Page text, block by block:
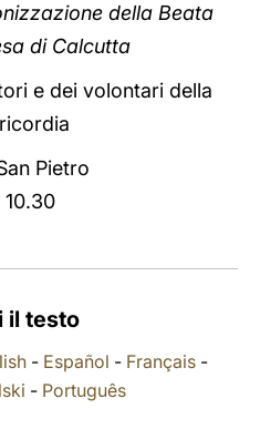
della Beata
di Calcutta
e dei volontari della
Pietro
il testo
- Español - Français-
- Português